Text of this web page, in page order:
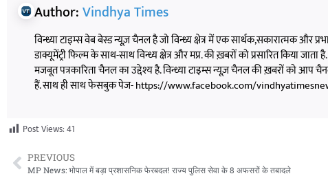
Author:Vindhya Times
विन्ध्या टाइम्स वेब बेस्ड न्यूज़ चैनल है जो विन्ध्य क्षेत्र में एक सार्थक,सकारात्मक और
डाक्यूमेंट्री फिल्म के साथ-साथ विन्ध्य क्षेत्र और मप्र. की ख़बरों को प्रसारित किया
मजबूत पत्रकारिता चैनल का उद्देश्य है. विन्ध्या टाइम्स न्यूज़ चैनल की ख़बरों को
हैं. साथ ही साथ फेसबुक पेज- https://www.facebook.com/
Post Views:41
PREVIOUS
MP News: भोपाल में बड़ा प्रशासनिक फेरबदल! राज्य पुलिस सेवा के 8 अफसरों के तबादले